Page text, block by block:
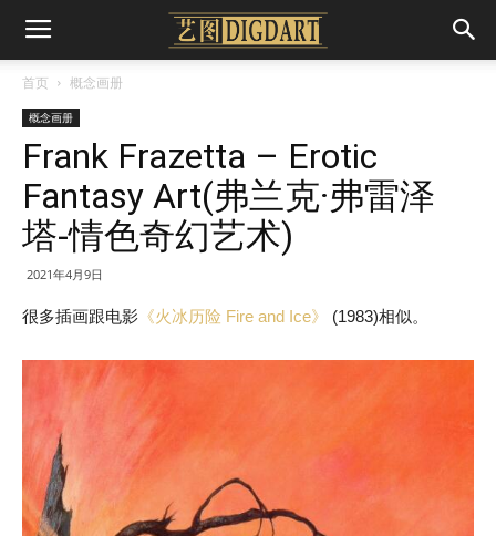
首页 概念画册
概念画册
Frank Frazetta – Erotic
Fantasy Art(弗兰克·弗雷泽
塔-情色奇幻艺术)
2021年4月9日
很多插画跟电影 《火冰历险 Fire and Ice》 (1983)相似。